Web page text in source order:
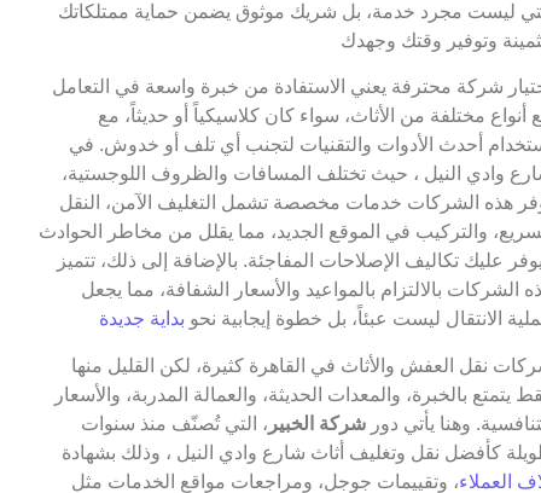
ليست مجرد خدمة، بل شريك موثوق يضمن حماية ممتلكاتك
وتوفير وقتك وجهدك
شركة محترفة يعني الاستفادة من خبرة واسعة في التعامل
أنواع مختلفة من الأثاث، سواء كان كلاسيكياً أو حديثاً، مع
أحدث الأدوات والتقنيات لتجنب أي تلف أو خدوش. في
وادي النيل ، حيث تختلف المسافات والظروف اللوجستية،
هذه الشركات خدمات مخصصة تشمل التغليف الآمن، النقل
والتركيب في الموقع الجديد، مما يقلل من مخاطر الحوادث
عليك تكاليف الإصلاحات المفاجئة. بالإضافة إلى ذلك، تتميز
الشركات بالالتزام بالمواعيد والأسعار الشفافة، مما يجعل
الانتقال ليست عبئاً، بل خطوة إيجابية نحو بداية جديدة
نقل العفش والأثاث في القاهرة كثيرة، لكن القليل منها
يتمتع بالخبرة، والمعدات الحديثة، والعمالة المدربة، والأسعار
وهنا يأتي دور شركة الخبير ، التي تُصنّف منذ سنوات
كأفضل نقل وتغليف أثاث شارع وادي النيل ، وذلك بشهادة
العملاء، وتقييمات جوجل، ومراجعات مواقع الخدمات مثل